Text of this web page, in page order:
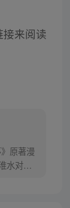
来阅读
原著漫
水对应